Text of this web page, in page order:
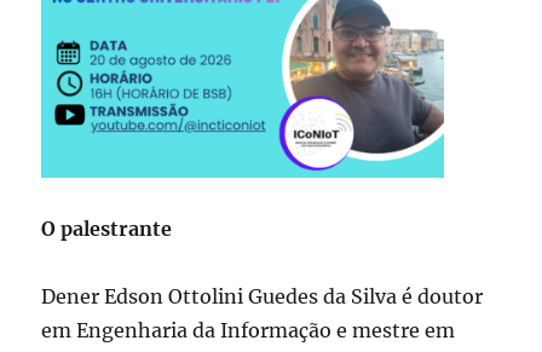
O palestrante
Dener Edson Ottolini Guedes da Silva é doutor
em Engenharia da Informação e mestre em